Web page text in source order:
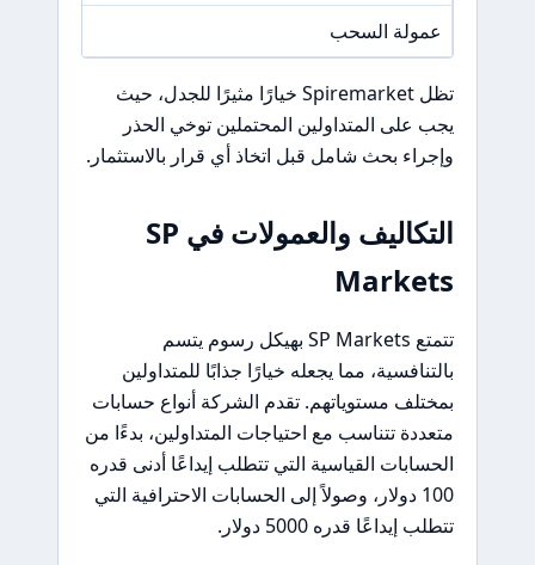
عمولة السحب
تظل Spiremarket خيارًا مثيرًا للجدل، حيث
يجب على المتداولين المحتملين توخي الحذر
وإجراء بحث شامل قبل اتخاذ أي قرار بالاستثمار.
التكاليف والعمولات في SP
Markets
تتمتع SP Markets بهيكل رسوم يتسم
بالتنافسية، مما يجعله خيارًا جذابًا للمتداولين
بمختلف مستوياتهم. تقدم الشركة أنواع حسابات
متعددة تتناسب مع احتياجات المتداولين، بدءًا من
الحسابات القياسية التي تتطلب إيداعًا أدنى قدره
100 دولار، وصولاً إلى الحسابات الاحترافية التي
تتطلب إيداعًا قدره 5000 دولار.